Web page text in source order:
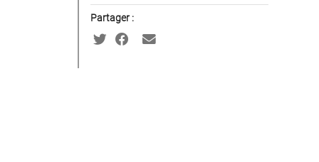
Partager :